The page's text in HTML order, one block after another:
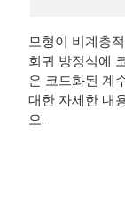
모형이 비계층
회귀 방정식에
은 코드화된 계
대한 자세한 내
오.